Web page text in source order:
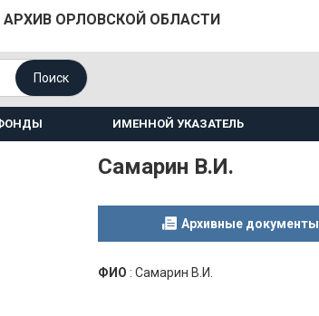
ОРЛОВСКОЙ ОБЛАСТИ
Поиск
ИМЕННОЙ УКАЗАТЕЛЬ
Самарин В.И.
Архивные документы
ФИО : Самарин В.И.